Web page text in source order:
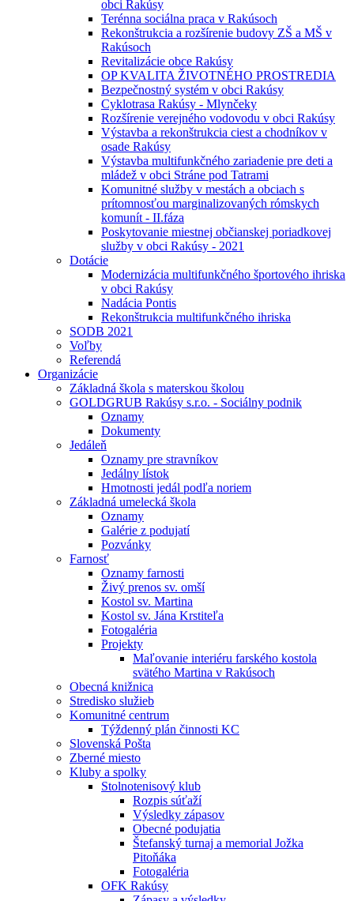
obci Rakúsy
Terénna sociálna praca v Rakúsoch
Rekonštrukcia a rozšírenie budovy ZŠ a MŠ v
Rakúsoch
Revitalizácie obce Rakúsy
OP KVALITA ŽIVOTNÉHO PROSTREDIA
Bezpečnostný systém v obci Rakúsy
Cyklotrasa Rakúsy - Mlynčeky
Rozšírenie verejného vodovodu v obci Rakúsy
Výstavba a rekonštrukcia ciest a chodníkov v
osade Rakúsy
Výstavba multifunkčného zariadenie pre deti a
mládež v obci Stráne pod Tatrami
Komunitné služby v mestách a obciach s
prítomnosťou marginalizovaných rómskych
komunít - II.fáza
Poskytovanie miestnej občianskej poriadkovej
služby v obci Rakúsy - 2021
Dotácie
Modernizácia multifunkčného športového ihriska
v obci Rakúsy
Nadácia Pontis
Rekonštrukcia multifunkčného ihriska
SODB 2021
Voľby
Referendá
Organizácie
Základná škola s materskou školou
GOLDGRUB Rakúsy s.r.o. - Sociálny podnik
Oznamy
Dokumenty
Jedáleň
Oznamy pre stravníkov
Jedálny lístok
Hmotnosti jedál podľa noriem
Základná umelecká škola
Oznamy
Galérie z podujatí
Pozvánky
Farnosť
Oznamy farnosti
Živý prenos sv. omší
Kostol sv. Martina
Kostol sv. Jána Krstiteľa
Fotogaléria
Projekty
Maľovanie interiéru farského kostola
svätého Martina v Rakúsoch
Obecná knižnica
Stredisko služieb
Komunitné centrum
Týždenný plán činnosti KC
Slovenská Pošta
Zberné miesto
Kluby a spolky
Stolnotenisový klub
Rozpis súťaží
Výsledky zápasov
Obecné podujatia
Štefanský turnaj a memorial Jožka
Pitoňáka
Fotogaléria
OFK Rakúsy